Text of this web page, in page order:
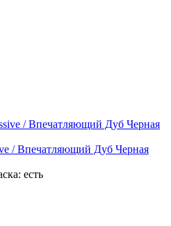
/ Впечатляющий Дуб Черная
есть